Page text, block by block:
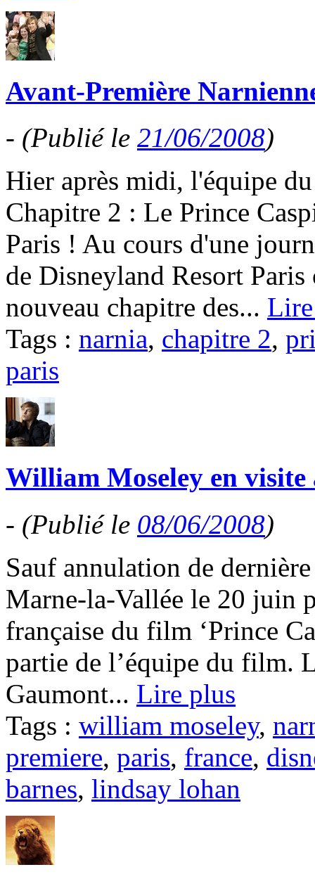
Avant-Première
- (Publié le 21/06/2008)
Hier après midi, l'équipe
Chapitre 2 : Le Prince
Paris ! Au cours d'une
de Disneyland Resort
nouveau chapitre des...
Tags : narnia, chapitre 2,
paris
William Moseley en
- (Publié le 08/06/2008)
Sauf annulation de
Marne-la-Vallée le 20 juin
française du film ‘Prince
partie de l’équipe du film.
Gaumont... Lire plus
Tags : william moseley,
premiere, paris, france,
barnes, lindsay lohan